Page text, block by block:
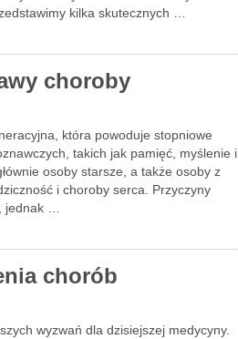
kilka skutecznych …
choroby
która powoduje stopniowe
takich jak pamięć, myślenie i
osoby starsze, a także osoby z
i choroby serca. Przyczyny
jednak …
chorób
wyzwań dla dzisiejszej medycyny.